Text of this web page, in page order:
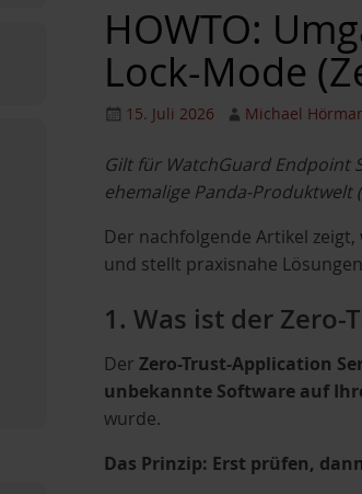
HOWTO:
Lock-Mode
15. Juli 2026 Michael
Gilt für WatchGuard Endpoint
ehemalige Panda-Produktwelt
Der nachfolgende Artikel
und stellt praxisnahe
1. Was ist der Zero-
Der Zero-Trust-Application
unbekannte Software auf
wurde.
Das Prinzip: Erst prüfen,